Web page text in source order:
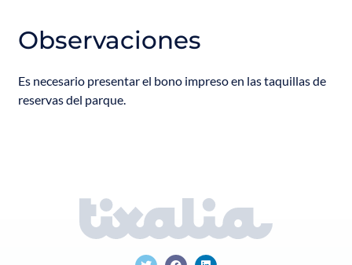
Observaciones
Es necesario presentar el bono impreso en las taquillas de
reservas del parque.